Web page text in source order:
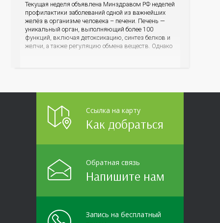
Текущая неделя объявлена Минздравом РФ неделей
профилактики заболеваний одной из важнейших
желёз в организме человека – печени. Печень —
уникальный орган, выполняющий более 100
функций, включая детоксикацию, синтез белков и
желчи, а также регуляцию обмена веществ. Однако
Ссылка на карту
Как добраться
Обратная связь
Напишите нам
Запись на бесплатный